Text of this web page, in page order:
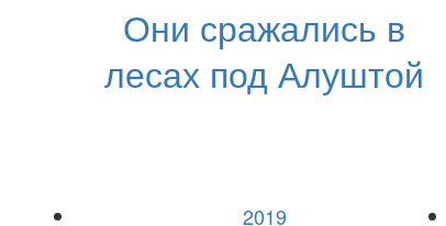
Они сражались в
лесах под Алуштой
2019